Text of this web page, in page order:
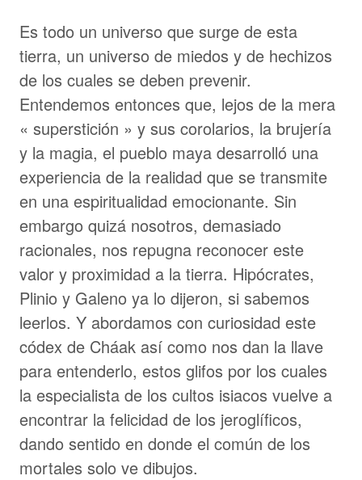
Es todo un universo que surge de esta
tierra, un universo de miedos y de hechizos
de los cuales se deben prevenir.
Entendemos entonces que, lejos de la mera
« superstición » y sus corolarios, la brujería
y la magia, el pueblo maya desarrolló una
experiencia de la realidad que se transmite
en una espiritualidad emocionante. Sin
embargo quizá nosotros, demasiado
racionales, nos repugna reconocer este
valor y proximidad a la tierra. Hipócrates,
Plinio y Galeno ya lo dijeron, si sabemos
leerlos. Y abordamos con curiosidad este
códex de Cháak así como nos dan la llave
para entenderlo, estos glifos por los cuales
la especialista de los cultos isiacos vuelve a
encontrar la felicidad de los jeroglíficos,
dando sentido en donde el común de los
mortales solo ve dibujos.